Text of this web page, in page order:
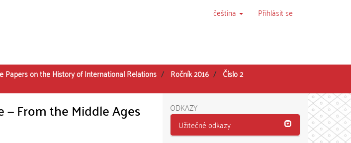
čeština Přihlásit se
Papers on the History of International Relations Ročník 2016 Číslo 2
From the Middle Ages
ODKAZY
Užitečné odkazy